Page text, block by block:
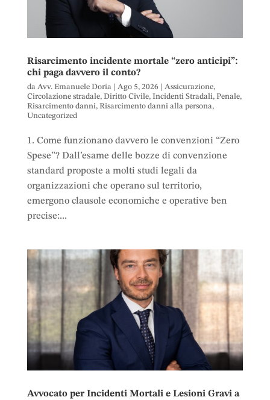
Risarcimento incidente mortale “zero anticipi”:
chi paga davvero il conto?
da Avv. Emanuele Doria| Ago 5, 2026 Assicurazione,
Circolazione stradale, Diritto Civile, Incidenti Stradali, Penale,
Risarcimento danni, Risarcimento danni alla persona,
Uncategorized
1. Come funzionano davvero le convenzioni “Zero
Spese”? Dall’esame delle bozze di convenzione
standard proposte a molti studi legali da
organizzazioni che operano sul territorio,
emergono clausole economiche e operative ben
precise:...
Avvocato per Incidenti Mortali e Lesioni Gravi a